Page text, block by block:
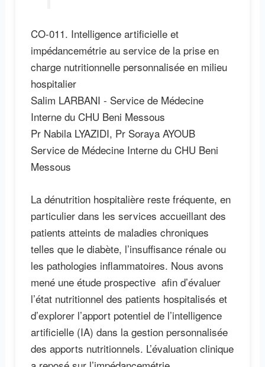
CO-011. Intelligence artificielle et
impédancemétrie au service de la prise en
charge nutritionnelle personnalisée en milieu
hospitalier
Salim LARBANI - Service de Médecine
Interne du CHU Beni Messous
Pr Nabila LYAZIDI, Pr Soraya AYOUB
Service de Médecine Interne du CHU Beni
Messous
La dénutrition hospitalière reste fréquente, en
particulier dans les services accueillant des
patients atteints de maladies chroniques
telles que le diabète, l’insuffisance rénale ou
les pathologies inflammatoires. Nous avons
mené une étude prospective afin d’évaluer
l’état nutritionnel des patients hospitalisés et
d’explorer l’apport potentiel de l’intelligence
artificielle (IA) dans la gestion personnalisée
des apports nutritionnels. L’évaluation clinique